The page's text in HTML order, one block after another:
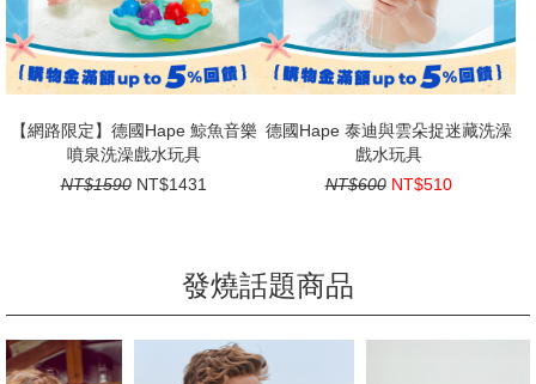
【網路限定】德國Hape 鯨魚音樂
噴泉洗澡戲水玩具
NT$1590 NT$1431
德國Hape 泰迪與雲朵捉迷藏洗澡
戲水玩具
NT$600 NT$510
發燒話題商品